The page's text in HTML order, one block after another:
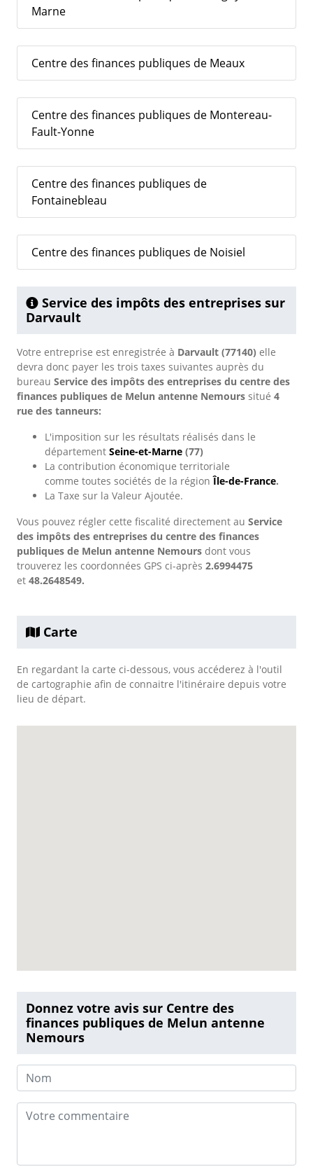
Marne
Centre des finances publiques de Meaux
Centre des finances publiques de Montereau-
Fault-Yonne
Centre des finances publiques de
Fontainebleau
Centre des finances publiques de Noisiel
Service des impôts des entreprises sur
Darvault
Votre entreprise est enregistrée à Darvault (77140) elle
devra donc payer les trois taxes suivantes auprès du
bureau Service des impôts des entreprises du centre des
finances publiques de Melun antenne Nemours situé 4
rue des tanneurs:
L'imposition sur les résultats réalisés dans le
département Seine-et-Marne (77)
La contribution économique territoriale
comme toutes sociétés de la régionÎle-de-France.
La Taxe sur la Valeur Ajoutée.
Vous pouvez régler cette fiscalité directement au Service
des impôts des entreprises du centre des finances
publiques de Melun antenne Nemours dont vous
trouverez les coordonnées GPS ci-après 2.6994475
et 48.2648549.
Carte
En regardant la carte ci-dessous, vous accéderez à l'outil
de cartographie afin de connaitre l'itinéraire depuis votre
lieu de départ.
Donnez votre avis sur Centre des
finances publiques de Melun antenne
Nemours